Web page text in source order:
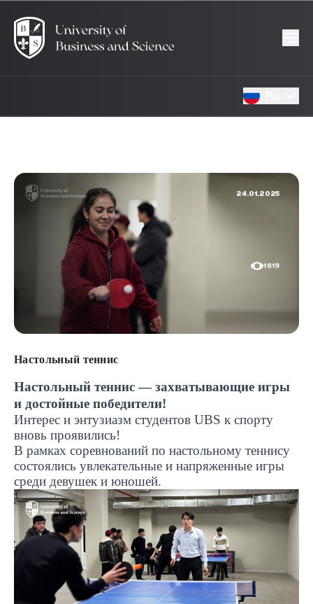
24.01.2025
1619
Настольный теннис
Настольный теннис — захватывающие игры
и достойные победители!
Интерес и энтузиазм студентов UBS к спорту
вновь проявились!
В рамках соревнований по настольному теннису
состоялись увлекательные и напряженные игры
среди девушек и юношей.